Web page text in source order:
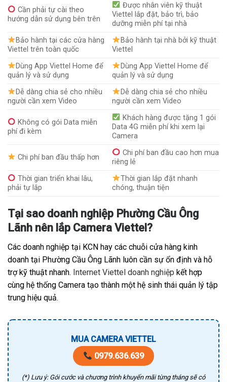
Cần phải tự cài theo
hướng dẫn sử dụng bên trên
Được nhân viên kỹ thuật
Viettel lắp đặt, bảo trì, bảo
dưỡng miễn phí tại nhà
Bảo hành tại các cửa hàng
Viettel trên toàn quốc
Bảo hành tại nhà bởi kỹ thuật
Viettel
Dùng App Viettel Home để
quản lý và sử dụng
Dùng App Viettel Home để
quản lý và sử dụng
Dễ dàng chia sẻ cho nhiều
người cần xem Video
Dễ dàng chia sẻ cho nhiều
người cần xem Video
Không có gói Data miễn
phí đi kèm
Khách hàng được tặng 1 gói
Data 4G miễn phí khi xem lại
Camera
Chi phí ban đầu thấp hơn
Chi phí ban đầu cao hơn mua
riêng lẻ
Thời gian triển khai lâu,
phải tự lắp
Thời gian lắp đặt nhanh
chóng, thuận tiện
Tại sao doanh nghiệp Phường Cầu Ông
Lãnh nên lắp Camera Viettel?
Các doanh nghiệp tại KCN hay các chuỗi cửa hàng kinh
doanh tại Phường Cầu Ông Lãnh luôn cần sự ổn định và hỗ
trợ kỹ thuật nhanh. Internet Viettel doanh nghiệp kết hợp
cùng hệ thống Camera tạo thành một hệ sinh thái quản lý tập
trung hiệu quả.
MUA CAMERA VIETTEL
0979.636.639
(*) Lưu ý: Gói cước và chương trình khuyến mãi từng tháng sẽ có